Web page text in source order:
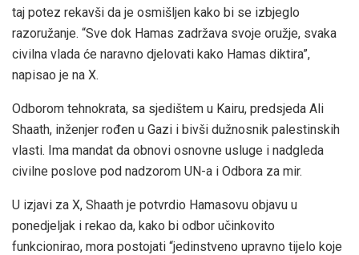
taj potez rekavši da je osmišljen kako bi se izbjeglo
razoružanje. “Sve dok Hamas zadržava svoje oružje, svaka
civilna vlada će naravno djelovati kako Hamas diktira”,
napisao je na X.
Odborom tehnokrata, sa sjedištem u Kairu, predsjeda Ali
Shaath, inženjer rođen u Gazi i bivši dužnosnik palestinskih
vlasti. Ima mandat da obnovi osnovne usluge i nadgleda
civilne poslove pod nadzorom UN-a i Odbora za mir.
U izjavi za X, Shaath je potvrdio Hamasovu objavu u
ponedjeljak i rekao da, kako bi odbor učinkovito
funkcionirao, mora postojati “jedinstveno upravno tijelo koje